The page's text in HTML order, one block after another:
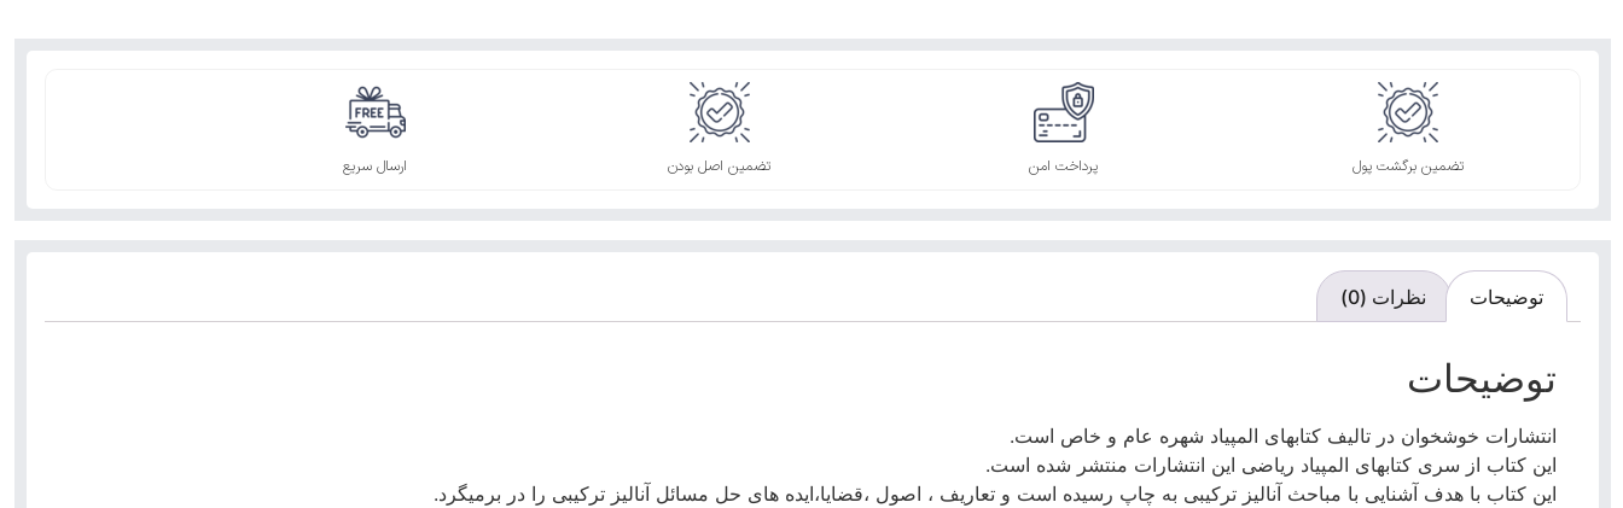
تضمین برگشت پول پرداخت امن تضمین اصل بودن ارسال سریع
توضیحات نظرات (0)
توضیحات
انتشارات خوشخوان در تالیف کتابهای المپیاد شهره عام و خاص است.
این کتاب از سری کتابهای المپیاد ریاضی این انتشارات منتشر شده است.
این کتاب با هدف آشنایی با مباحث آنالیز ترکیبی به چاپ رسیده است و تعاریف ، اصول ،قضایا،ایده های حل مسائل آنالیز ترکیبی را در برمیگرد.